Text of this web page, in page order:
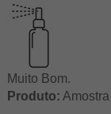
Muito Bom.
Produto: